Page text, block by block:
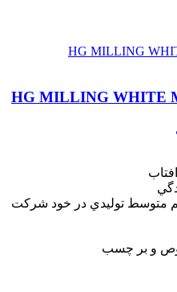
متوسط توليدي در خود شرکت
و بر چسب